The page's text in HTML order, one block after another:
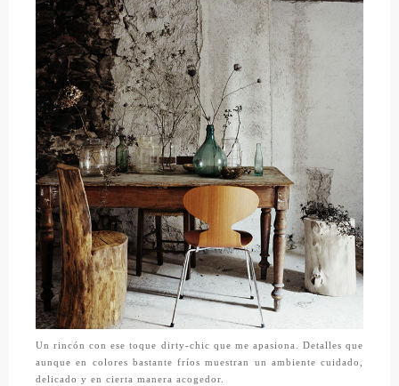
Un rincón con ese toque dirty-chic que me apasiona. Detalles que
aunque en colores bastante fríos muestran un ambiente cuidado,
delicado y en cierta manera acogedor.